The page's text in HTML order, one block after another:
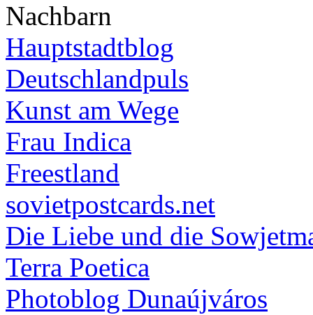
Nachbarn
Hauptstadtblog
Deutschlandpuls
Kunst am Wege
Frau Indica
Freestland
sovietpostcards.net
Die Liebe und die
Terra Poetica
Photoblog Dunaújváros